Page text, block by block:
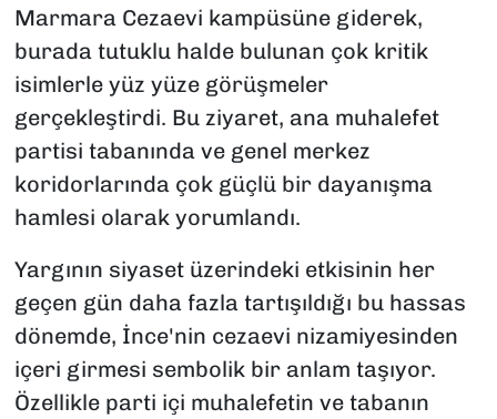
Marmara Cezaevi kampüsüne giderek,
burada tutuklu halde bulunan çok kritik
isimlerle yüz yüze görüşmeler
gerçekleştirdi. Bu ziyaret, ana muhalefet
partisi tabanında ve genel merkez
koridorlarında çok güçlü bir dayanışma
hamlesi olarak yorumlandı.
Yargının siyaset üzerindeki etkisinin her
geçen gün daha fazla tartışıldığı bu hassas
dönemde, İnce'nin cezaevi nizamiyesinden
içeri girmesi sembolik bir anlam taşıyor.
Özellikle parti içi muhalefetin ve tabanın